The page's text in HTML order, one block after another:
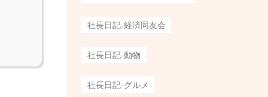
社長日記-経済同友会
社長日記-動物
社長日記-グルメ